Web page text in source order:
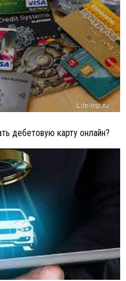
дебетовую карту онлайн?